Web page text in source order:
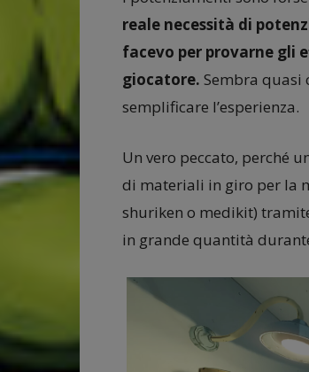
reale necessità di
facevo per provarne gli
giocatore. Sembra quasi
semplificare l’esperienza.
Un vero peccato, perché
di materiali in giro per la
shuriken o medikit)
in grande quantità